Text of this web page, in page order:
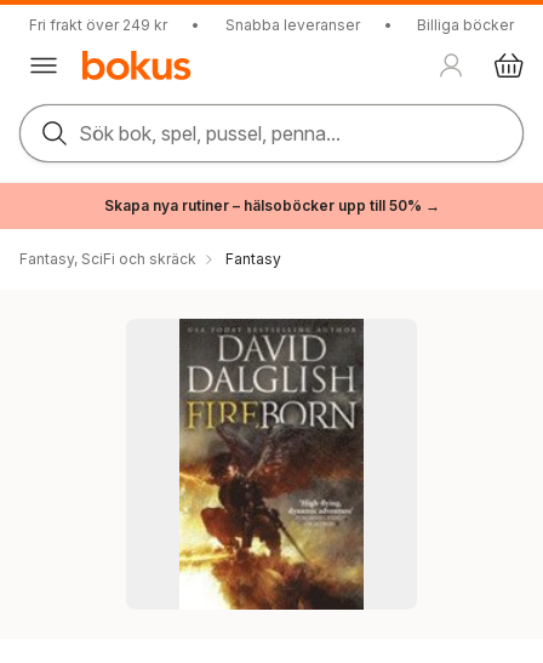
Fri frakt över 249 kr • Snabba leveranser • Billiga böcker
Sök bok, spel, pussel, penna...
Skapa nya rutiner – hälsoböcker upp till 50% →
Fantasy, SciFi och skräck Fantasy